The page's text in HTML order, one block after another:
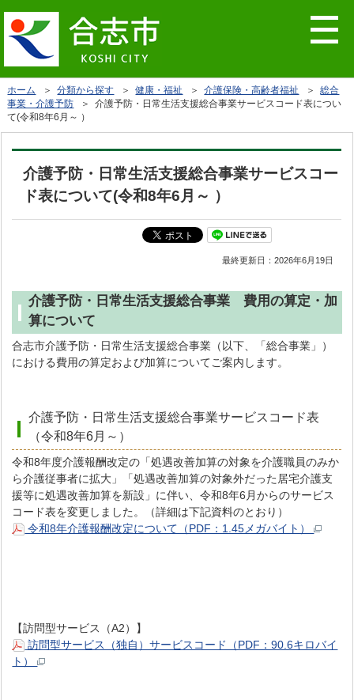
ホーム ＞分類から探す ＞健康・福祉 ＞介護保険・高齢者福祉 ＞総合
事業・介護予防 ＞ 介護予防・日常生活支援総合事業サービスコード表につい
て(令和8年6月～ ）
介護予防・日常生活支援総合事業サービスコー
ド表について(令和8年6月～ ）
最終更新日：2026年6月19日
介護予防・日常生活支援総合事業 費用の算定・加
算について
合志市介護予防・日常生活支援総合事業（以下、「総合事業」）
における費用の算定および加算についてご案内します。
介護予防・日常生活支援総合事業サービスコード表
（令和8年6月～）
令和8年度介護報酬改定の「処遇改善加算の対象を介護職員のみか
ら介護従事者に拡大」「処遇改善加算の対象外だった居宅介護支
援等に処遇改善加算を新設」に伴い、令和8年6月からのサービス
コード表を変更しました。（詳細は下記資料のとおり）
令和8年介護報酬改定について（PDF：1.45メガバイト）
【訪問型サービス（A2）】
訪問型サービス（独自）サービスコード（PDF：90.6キロバイ
ト）